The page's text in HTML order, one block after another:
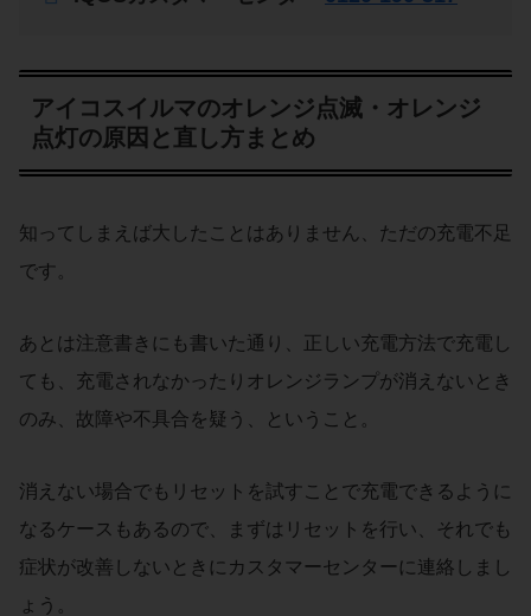
アイコスイルマのオレンジ点滅・オレンジ
点灯の原因と直し方まとめ
知ってしまえば大したことはありません、ただの充電不足
です。
あとは注意書きにも書いた通り、正しい充電方法で充電し
ても、充電されなかったりオレンジランプが消えないとき
のみ、故障や不具合を疑う、ということ。
消えない場合でもリセットを試すことで充電できるように
なるケースもあるので、まずはリセットを行い、それでも
症状が改善しないときにカスタマーセンターに連絡しまし
ょう。